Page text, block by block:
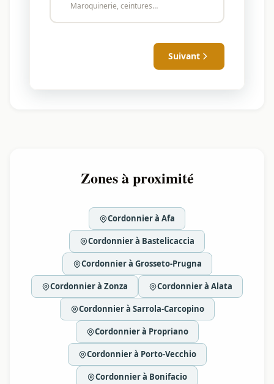
Maroquinerie, ceintures…
Suivant
Zones à proximité
Cordonnier à Afa
Cordonnier à Bastelicaccia
Cordonnier à Grosseto-Prugna
Cordonnier à Zonza Cordonnier à Alata
Cordonnier à Sarrola-Carcopino
Cordonnier à Propriano
Cordonnier à Porto-Vecchio
Cordonnier à Bonifacio